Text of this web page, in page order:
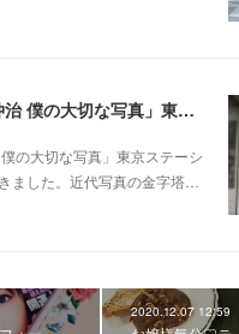
「生誕120年 安井仲治 僕の大切な写真」東京ステーションギャラリー
の大切な写真」東京ステーシ
ました。近代写真の金字塔…
2020.12.07 12:59